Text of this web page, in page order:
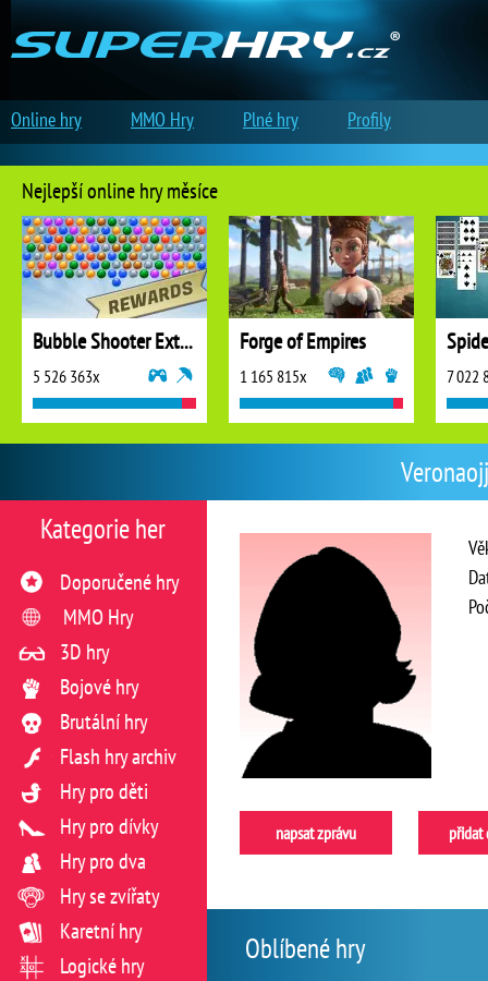
napsat zprávu přidat
Oblíbené hry
Kategorie her
Doporučené hry
MMO Hry
3D hry
Bojové hry
Brutální hry
Flash hry archiv
Hry pro děti
Hry pro dívky
Hry pro dva
Hry se zvířaty
Karetní hry
Logické hry
Nejlepší online hry měsíce
Bubble Shooter Extreme
5 526 363x
Forge of Empires
1 165 815x 7 022
Online hry MMO Hry Plné hry Profily